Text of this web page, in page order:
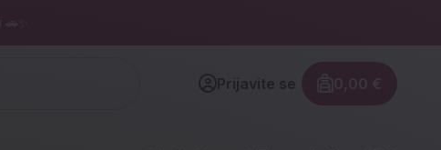
Prijavite se
Znesek
0,00 €